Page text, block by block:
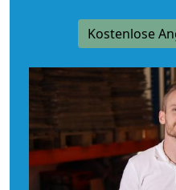
Kostenlose